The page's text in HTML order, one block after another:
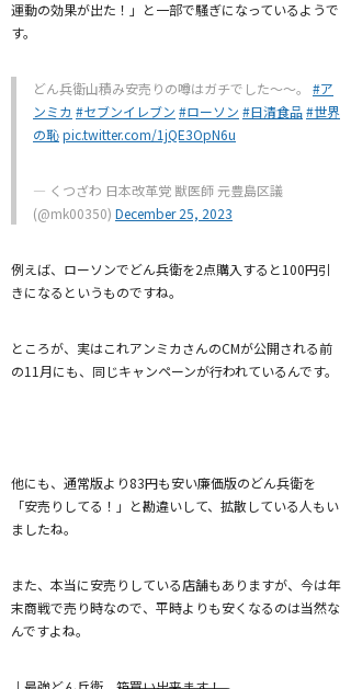
運動の効果が出た！」と一部で騒ぎになっているようで
す。
どん兵衛山積み安売りの噂はガチでした〜〜。 #ア
ンミカ #セブンイレブン #ローソン #日清食品#世界
の恥pic.twitter.com/1jQE3OpN6u
— くつざわ 日本改革党 獣医師 元豊島区議
(@mk00350) December 25, 2023
例えば、ローソンでどん兵衛を2点購入すると100円引
きになるというものですね。
ところが、実はこれアンミカさんのCMが公開される前
の11月にも、同じキャンペーンが行われているんです。
他にも、通常版より83円も安い廉価版のどん兵衛を
「安売りしてる！」と勘違いして、拡散している人もい
ましたね。
また、本当に安売りしている店舗もありますが、今は年
末商戦で売り時なので、平時よりも安くなるのは当然な
んですよね。